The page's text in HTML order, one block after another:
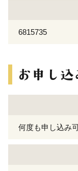
6815735
何度も申し込み